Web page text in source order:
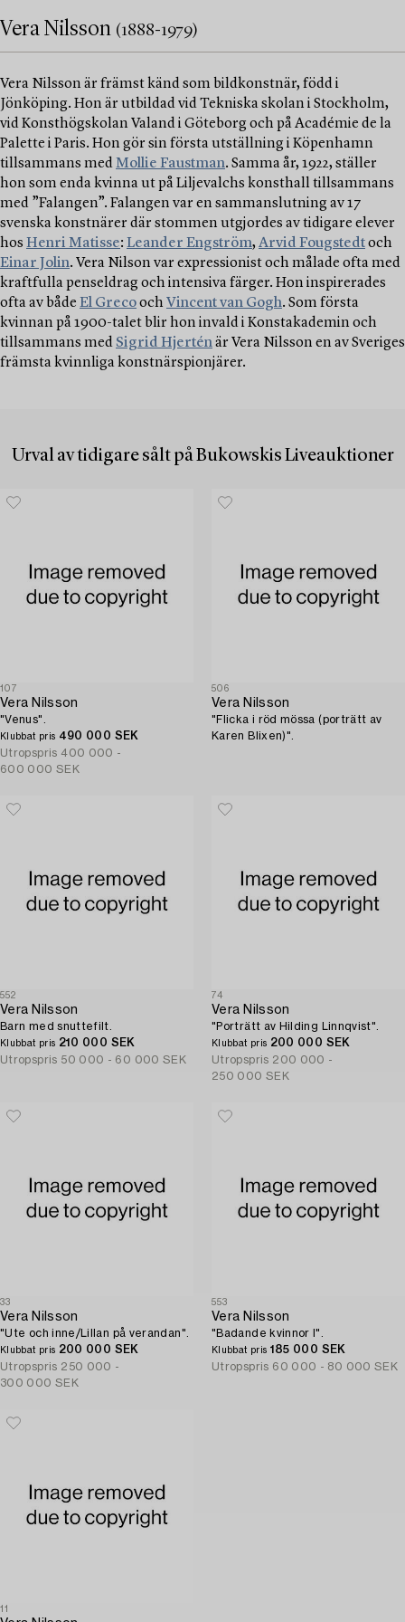
Vera Nilsson (1888-1979)
Vera Nilsson är främst känd som bildkonstnär, född i
Jönköping. Hon är utbildad vid Tekniska skolan i Stockholm,
vid Konsthögskolan Valand i Göteborg och på Académie de la
Palette i Paris. Hon gör sin första utställning i Köpenhamn
tillsammans medMollie Faustman. Samma år, 1922, ställer
hon som enda kvinna ut på Liljevalchs konsthall tillsammans
med ”Falangen”. Falangen var en sammanslutning av 17
svenska konstnärer där stommen utgjordes av tidigare elever
hos Henri Matisse: Leander Engström, Arvid Fougstedtoch
Einar Jolin. Vera Nilson var expressionist och målade ofta med
kraftfulla penseldrag och intensiva färger. Hon inspirerades
ofta av både El Grecooch Vincent van Gogh. Som första
kvinnan på 1900-talet blir hon invald i Konstakademin och
tillsammans med Sigrid Hjerténär Vera Nilsson en av Sveriges
främsta kvinnliga konstnärspionjärer.
Urval av tidigare sålt på Bukowskis Liveauktioner
107
Vera Nilsson
"Venus".
Klubbat pris 490 000 SEK
Utropspris 400 000 -
600 000 SEK
506
Vera Nilsson
"Flicka i röd mössa (porträtt av
Karen Blixen)".
552
Vera Nilsson
Barn med snuttefilt.
Klubbat pris 210 000 SEK
Utropspris 50 000 - 60 000 SEK
74
Vera Nilsson
"Porträtt av Hilding Linnqvist".
Klubbat pris 200 000 SEK
Utropspris 200 000 -
250 000 SEK
33
Vera Nilsson
"Ute och inne/Lillan på verandan".
Klubbat pris 200 000 SEK
Utropspris 250 000 -
300 000 SEK
553
Vera Nilsson
"Badande kvinnor I".
Klubbat pris 185 000 SEK
Utropspris 60 000 - 80 000 SEK
11